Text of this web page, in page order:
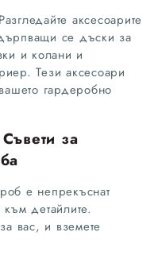
Разгледайте аксесоарите
се дъски за
и колани и
Тези аксесоари
гардеробно
за
е непрекъснат
детайлите.
вас, и вземете